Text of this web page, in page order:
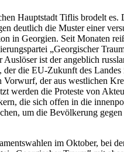
Hauptstadt Tiflis brodelt es.
deutlich die Muster einer
in Georgien. Seit Monaten
„Georgischer
Auslöser ist der angeblich
der die EU-Zukunft des Landes
Vorwurf, der aus westlichen
werden die Proteste von
die sich offen in die
um die Bevölkerung
im Oktober, bei